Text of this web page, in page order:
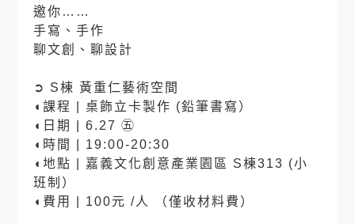
邀你……
手寫、手作
聊文創、聊設計
➲ S棟 黃重仁藝術空間
◖課程 | 桌飾立卡製作 (鉛筆書寫）
◖日期 | 6.27 ㊄
◖時間 | 19:00-20:30
◖地點 | 嘉義文化創意產業園區 S棟313 (小
班制）
◖費用 | 100元 /人 （僅收材料費）